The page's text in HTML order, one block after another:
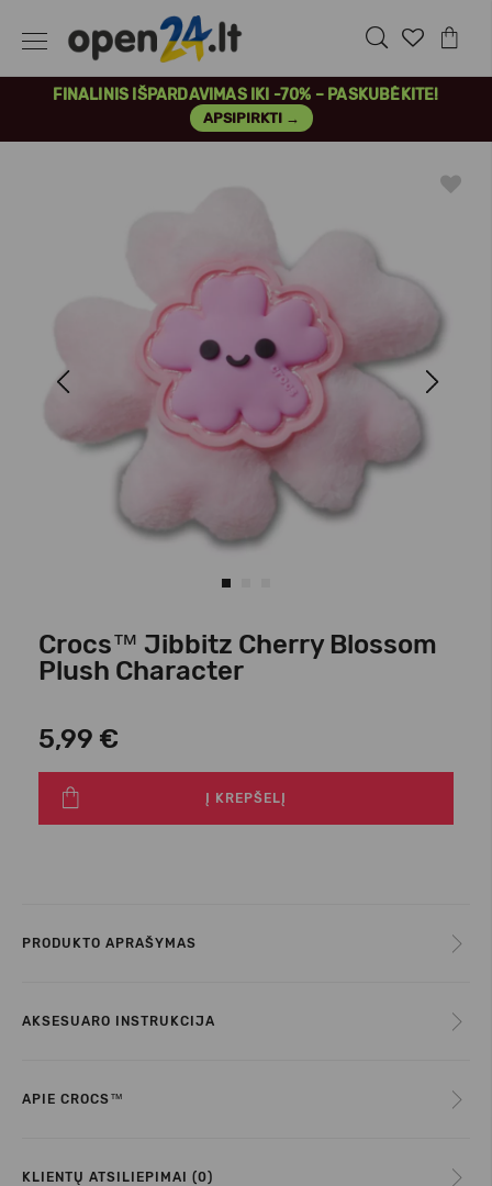
FINALINIS IŠPARDAVIMAS IKI -70% – PASKUBĖKITE!
APSIPIRKTI →
Next
Crocs™ Jibbitz Cherry Blossom
Plush Character
5,99 €
Į KREPŠELĮ
PRODUKTO APRAŠYMAS
AKSESUARO INSTRUKCIJA
APIE CROCS™
KLIENTŲ ATSILIEPIMAI (0)